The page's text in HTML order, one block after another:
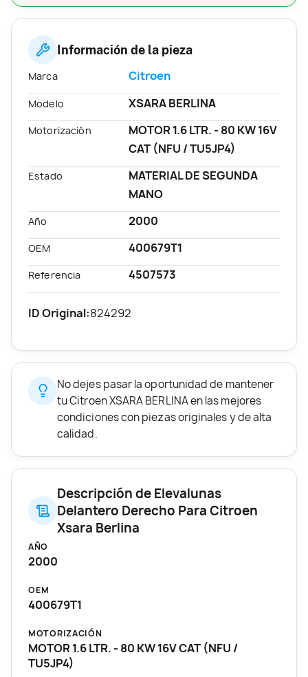
Información de la pieza
Marca Citroen
Modelo XSARA BERLINA
Motorización
MOTOR 1.6 LTR. - 80 KW 16V
CAT (NFU / TU5JP4)
Estado
MATERIAL DE SEGUNDA
MANO
Año 2000
OEM 400679T1
Referencia 4507573
ID Original:824292
No dejes pasar la oportunidad de mantener
tu Citroen XSARA BERLINA en las mejores
condiciones con piezas originales y de alta
calidad.
Descripción de Elevalunas
Delantero Derecho Para Citroen
Xsara Berlina
AÑO
2000
OEM
400679T1
MOTORIZACIÓN
MOTOR 1.6 LTR. - 80 KW 16V CAT (NFU /
TU5JP4)